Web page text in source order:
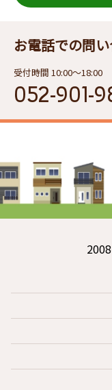
お電話での問
受付時間 10:00〜18:00
052-901-